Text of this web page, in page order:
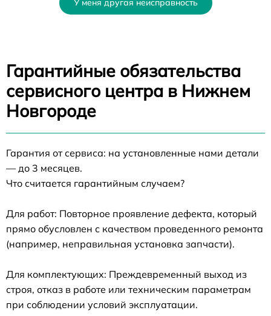
У меня другая неисправность
Гарантийные обязательства
сервисного центра в Нижнем
Новгороде
Гарантия от сервиса: на установленные нами детали
— до 3 месяцев.
Что считается гарантийным случаем?
Для работ: Повторное проявление дефекта, который
прямо обусловлен с качеством проведенного ремонта
(например, неправильная установка запчасти).
Для комплектующих: Преждевременный выход из
строя, отказ в работе или техническим параметрам
при соблюдении условий эксплуатации.